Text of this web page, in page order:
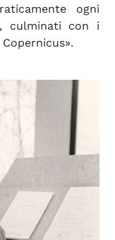
ogni
culminati con i